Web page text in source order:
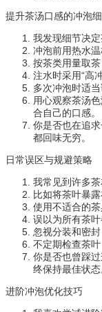
提升茶汤口感的冲泡
我发现细节决
冲泡前用热水
按茶类用量取
注水时采用“高
多次冲泡时适
用心观察茶汤
合自己的口感。
你是否也在追
都回味无穷。
日常误区与规避策略
我常见到许多
比如将茶叶暴
使用不适合的
误以为所有茶
忽视分装和密封
不定期检查茶叶
你是否也曾踩
终保持最佳状态
进阶冲泡优化技巧